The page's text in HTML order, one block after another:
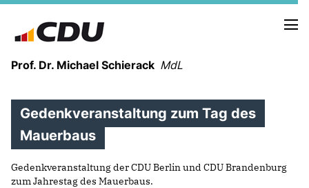
Prof. Dr. Michael Schierack MdL
NEUIGKEITEN
TERMINE
LEBENSLAUF
Gedenkveranstaltung zum Tag des
Mauerbaus
Gedenkveranstaltung der CDU Berlin und CDU Brandenburg
zum Jahrestag des Mauerbaus.